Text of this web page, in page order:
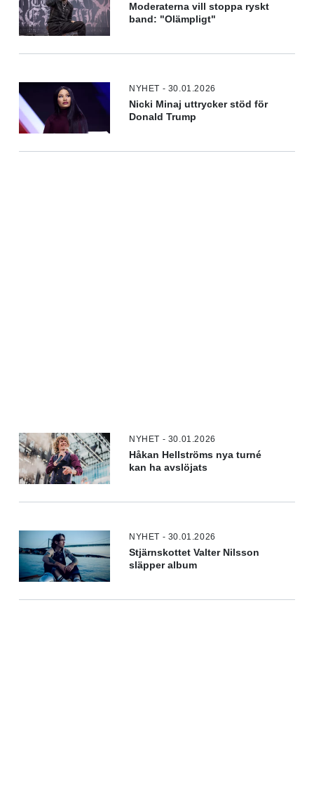
Moderaterna vill stoppa ryskt
band: "Olämpligt"
NYHET - 30.01.2026
Nicki Minaj uttrycker stöd för
Donald Trump
NYHET - 30.01.2026
Håkan Hellströms nya turné
kan ha avslöjats
NYHET - 30.01.2026
Stjärnskottet Valter Nilsson
släpper album